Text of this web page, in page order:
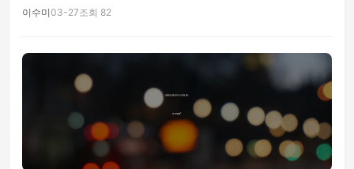
이수미03-27조회 82